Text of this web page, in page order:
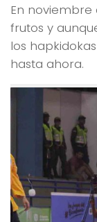
En noviembre
frutos y
los
hasta ahora.